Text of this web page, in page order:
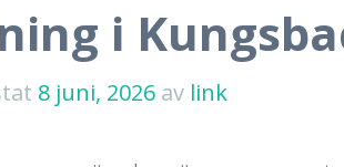
i
8 juni, 2026av link